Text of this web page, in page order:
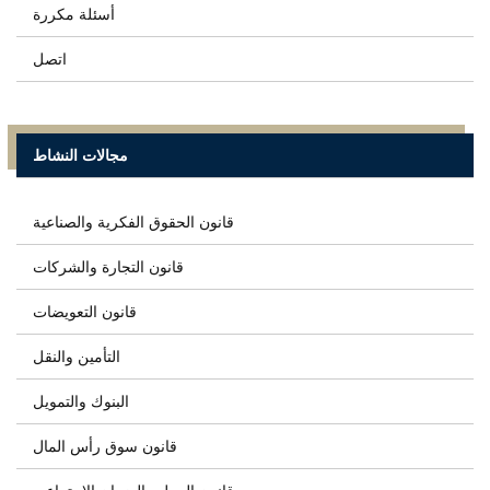
أسئلة مكررة
اتصل
مجالات النشاط
قانون الحقوق الفكرية والصناعية
قانون التجارة والشركات
قانون التعويضات
التأمين والنقل
البنوك والتمويل
قانون سوق رأس المال